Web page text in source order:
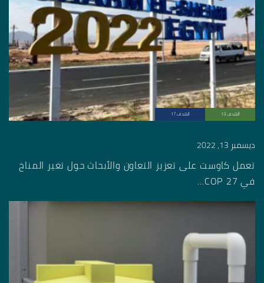
الهدف 13 الهدف 17
ديسمبر 13, 2022
تعمل كاوست على تعزيز التعاون والأبحاث حول تغير المناخ
في COP 27...